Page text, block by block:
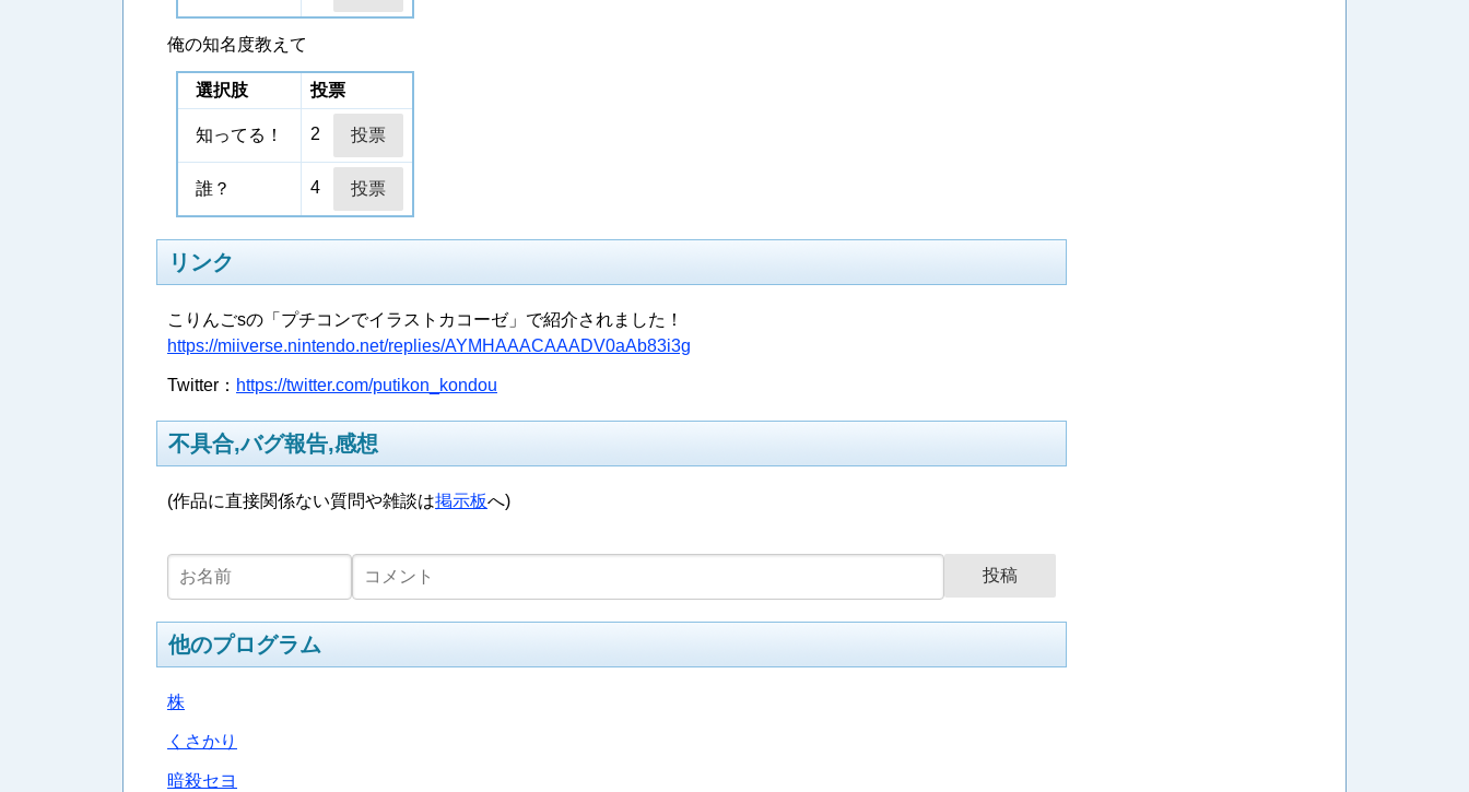
俺の知名度教えて
選択肢 投票
知ってる！ 2
誰？ 4
リンク
こりんごsの「プチコンでイラストカコーゼ」で紹介されました！
https://miiverse.nintendo.net/replies/AYMHAAACAAADV0aAb83i3g
Twitter： https://twitter.com/putikon_kondou
不具合,バグ報告,感想
(作品に直接関係ない質問や雑談は掲示板へ)
他のプログラム
株
くさかり
暗殺セヨ